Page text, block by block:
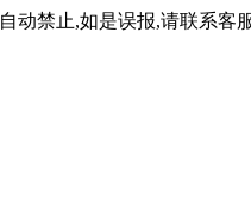
动禁止,如是误报,请联系客